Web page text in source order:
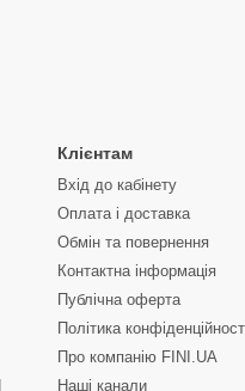
Клієнтам
Вхід до кабінету
Оплата і доставка
Обмін та повернення
Контактна інформація
Публічна оферта
Політика
Про компанію FINI.UA
Наші канали